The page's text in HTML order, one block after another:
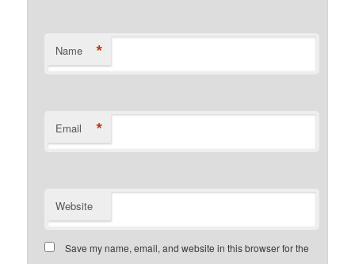
Name *
Email *
Website
Save my name, email, and website in this browser for the